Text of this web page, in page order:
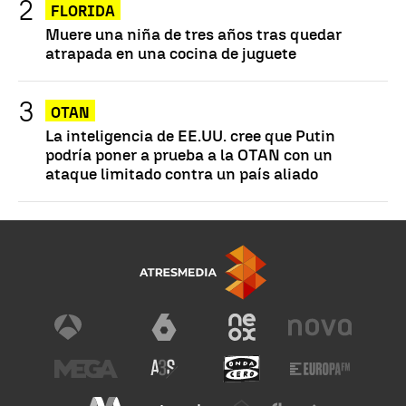
FLORIDA
Muere una niña de tres años tras quedar
atrapada en una cocina de juguete
OTAN
La inteligencia de EE.UU. cree que Putin
podría poner a prueba a la OTAN con un
ataque limitado contra un país aliado